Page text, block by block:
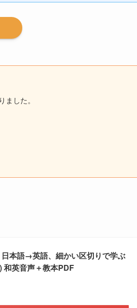
した。
本語→英語、細かい区切りで学ぶ
和英音声＋教本PDF